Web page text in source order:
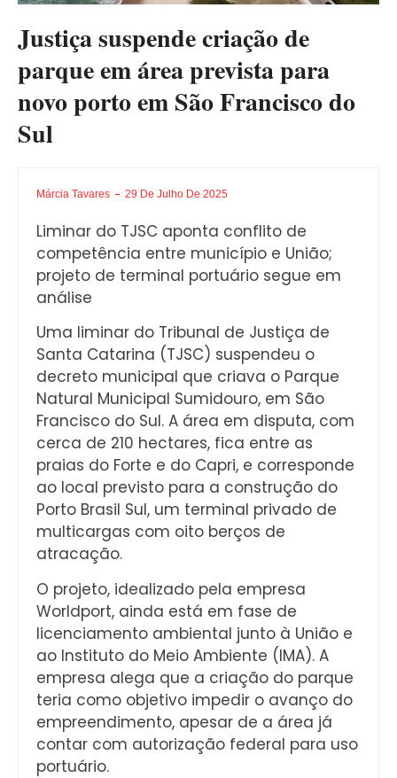
Justiça suspende criação de
parque em área prevista para
novo porto em São Francisco do
Sul
Márcia Tavares 29 De Julho De 2025
Liminar do TJSC aponta conflito de
competência entre município e União;
projeto de terminal portuário segue em
análise
Uma liminar do Tribunal de Justiça de
Santa Catarina (TJSC) suspendeu o
decreto municipal que criava o Parque
Natural Municipal Sumidouro, em São
Francisco do Sul. A área em disputa, com
cerca de 210 hectares, fica entre as
praias do Forte e do Capri, e corresponde
ao local previsto para a construção do
Porto Brasil Sul, um terminal privado de
multicargas com oito berços de
atracação.
O projeto, idealizado pela empresa
Worldport, ainda está em fase de
licenciamento ambiental junto à União e
ao Instituto do Meio Ambiente (IMA). A
empresa alega que a criação do parque
teria como objetivo impedir o avanço do
empreendimento, apesar de a área já
contar com autorização federal para uso
portuário.